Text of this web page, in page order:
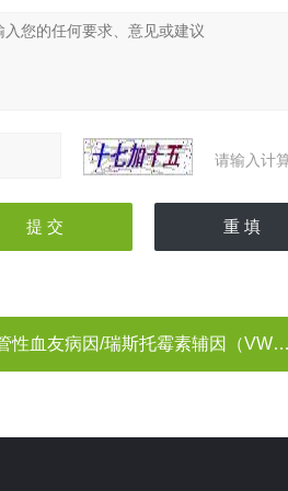
请输入计
友病因/瑞斯托霉素辅因（VWF）ELISA试剂盒